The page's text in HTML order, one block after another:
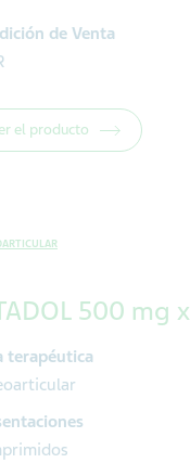
de Venta
el producto
500 mg
terapéutica